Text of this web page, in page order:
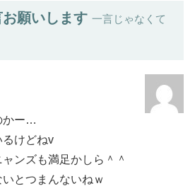
願いします 一言じゃなくて
かー…
けどねv
ンズも満足かしら＾＾
とつまんないねｗ